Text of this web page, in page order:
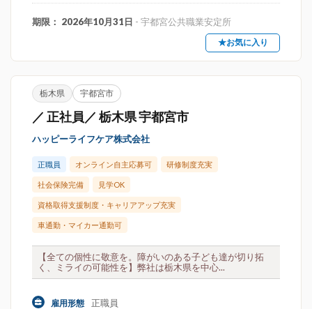
期限： 2026年10月31日 - 宇都宮公共職業安定所
★お気に入り
栃木県 宇都宮市
／ 正社員／ 栃木県 宇都宮市
ハッピーライフケア株式会社
正職員 オンライン自主応募可 研修制度充実
社会保険完備 見学OK
資格取得支援制度・キャリアアップ充実
車通勤・マイカー通勤可
【全ての個性に敬意を。障がいのある子ども達が切り拓
く、ミライの可能性を】弊社は栃木県を中心...
雇用形態 正職員